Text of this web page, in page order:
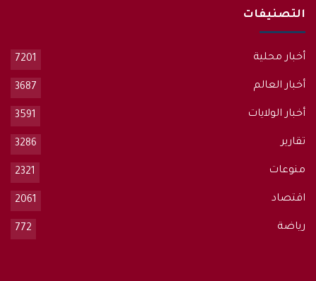
التصنيفات
أخبار محلية 7201
أخبار العالم 3687
أخبار الولايات 3591
تقارير 3286
منوعات 2321
اقتصاد 2061
رياضة 772